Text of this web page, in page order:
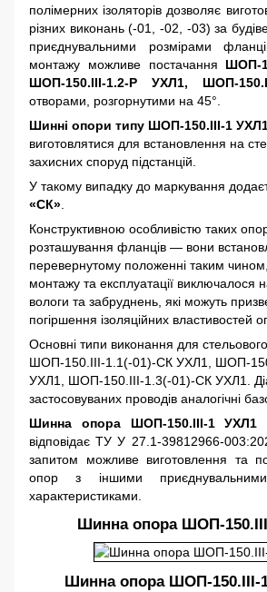
полімерних ізоляторів дозволяє
різних виконань (-01, -02, -03) за
приєднувальними розмірами
монтажу можливе постачання ШОП-
ШОП-150.III-1.2-Р УХЛ1, ШОП-
отворами, розгорнутими на 45°.
Шинні опори типу ШОП-150.III-1
виготовлятися для встановлення на
захисних споруд підстанцій.
У такому випадку до маркування
«СК»
Конструктивною особливістю таких
розташування фланців — вони
перевернутому положенні таким
монтажу та експлуатації виключалося
вологи та забруднень, які можуть
погіршення ізоляційних властивостей
Основні типи виконання для
ШОП-150.III-1.1(-01)-СК УХЛ1, ШОП-
УХЛ1, ШОП-150.III-1.3(-01)-СК УХЛ1.
застосовуваних проводів аналогічні
Шинна опора ШОП-150.III-1 УХЛ1
відповідає ТУ У 27.1-39812966-
запитом можливе виготовлення та
опор з іншими
характеристиками.
Шинна опора ШОП-
Шинна опора ШОП-150.III-